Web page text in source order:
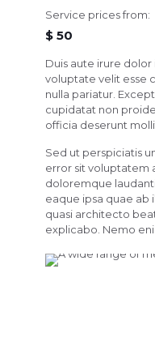
Service prices from:
$ 50
Duis aute irure
voluptate velit esse
nulla pariatur.
cupidatat non
officia deserunt
Sed ut perspiciatis
error sit voluptatem
doloremque
eaque ipsa quae ab
quasi architecto
explicabo. Nemo